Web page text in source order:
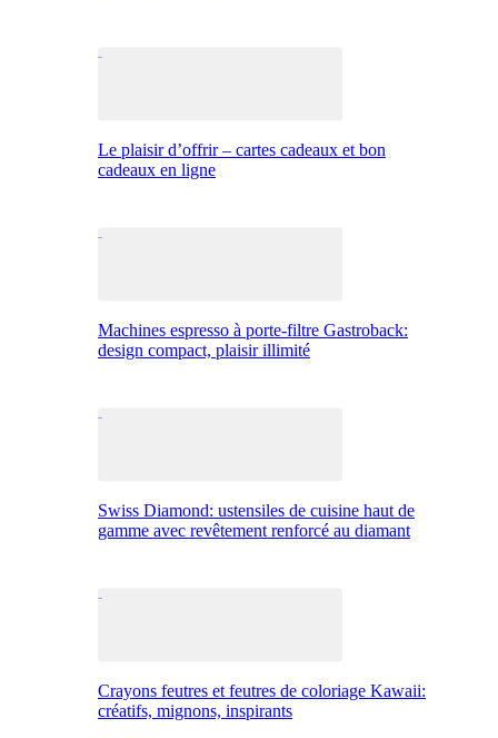
Le plaisir d’offrir – cartes cadeaux et bon
cadeaux en ligne
Machines espresso à porte-filtre Gastroback:
design compact, plaisir illimité
Swiss Diamond: ustensiles de cuisine haut de
gamme avec revêtement renforcé au diamant
Crayons feutres et feutres de coloriage Kawaii:
créatifs, mignons, inspirants